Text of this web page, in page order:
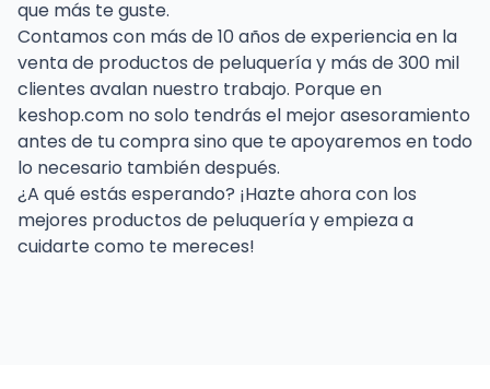
que más te guste.
Contamos con más de 10 años de experiencia en la
venta de productos de peluquería y más de 300 mil
clientes avalan nuestro trabajo. Porque en
keshop.com no solo tendrás el mejor asesoramiento
antes de tu compra sino que te apoyaremos en todo
lo necesario también después.
¿A qué estás esperando? ¡Hazte ahora con los
mejores productos de peluquería y empieza a
cuidarte como te mereces!